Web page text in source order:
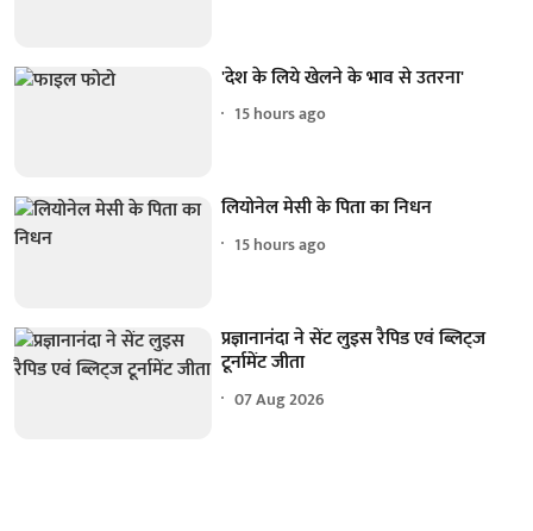
'देश के लिये खेलने के भाव से उतरना'
15 hours ago
लियोनेल मेसी के पिता का निधन
15 hours ago
प्रज्ञानानंदा ने सेंट लुइस रैपिड एवं ब्लिट्ज
टूर्नामेंट जीता
07 Aug 2026